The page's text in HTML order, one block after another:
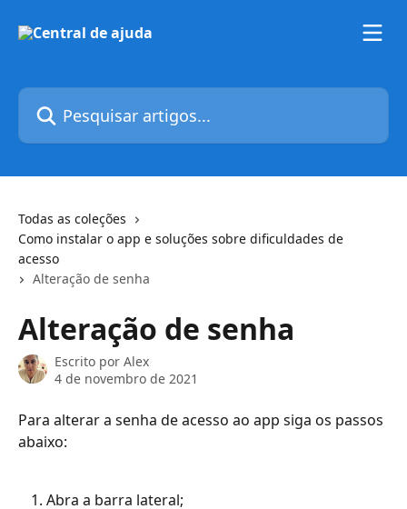
Pesquisar artigos...
Todas as coleções
Como instalar o app e soluções sobre dificuldades de
acesso
Alteração de senha
Alteração de senha
Escrito por Alex
4 de novembro de 2021
Para alterar a senha de acesso ao app siga os passos
abaixo:
Abra a barra lateral;